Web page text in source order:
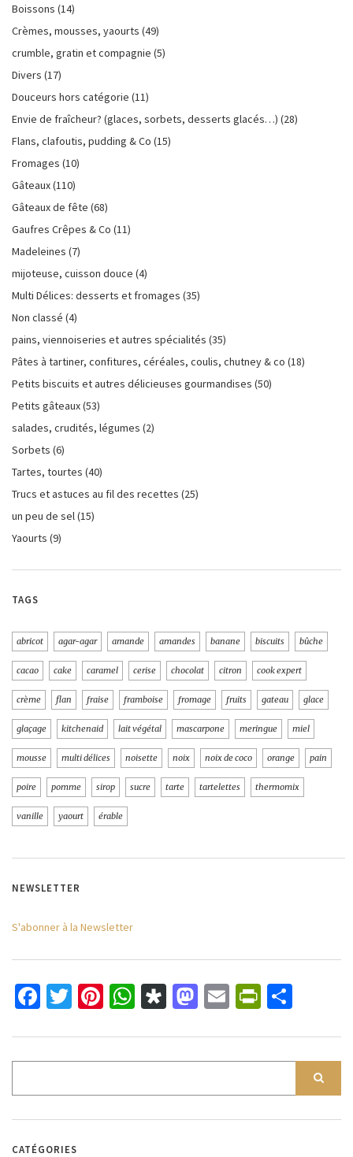
Boissons (14)
Crèmes, mousses, yaourts (49)
crumble, gratin et compagnie (5)
Divers (17)
Douceurs hors catégorie (11)
Envie de fraîcheur? (glaces, sorbets, desserts glacés…) (28)
Flans, clafoutis, pudding & Co (15)
Fromages (10)
Gâteaux(110)
Gâteaux de fête (68)
Gaufres Crêpes & Co (11)
Madeleines (7)
mijoteuse, cuisson douce (4)
Multi Délices: desserts et fromages (35)
Non classé (4)
pains, viennoiseries et autres spécialités (35)
Pâtes à tartiner, confitures, céréales, coulis, chutney & co (18)
Petits biscuits et autres délicieuses gourmandises (50)
Petits gâteaux(53)
salades, crudités, légumes (2)
Sorbets (6)
Tartes, tourtes (40)
Trucs et astuces au fil des recettes (25)
un peu de sel(15)
Yaourts (9)
TAGS
abricot agar-agar amande amandes banane biscuits bûche
cacao cake caramel cerise chocolat citron cook expert
crème flan fraise framboise fromage fruits gateau glace
glaçage kitchenaid lait végétal mascarpone meringue miel
mousse multi délices noisette noix noix de coco orange pain
poire pomme sirop sucre tarte tartelettes thermomix
vanille yaourt érable
NEWSLETTER
S'abonner à la Newsletter
Facebook
Twitter
Pinterest
WhatsApp
Diaspora
Mastodon
Email
CATÉGORIES